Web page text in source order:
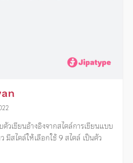
วเขียนอ้างอิงจากสไตล์การเขียนแบบ
มีสไตล์ให้เลือกใช้ 9 สไตล์ เป็นตัว